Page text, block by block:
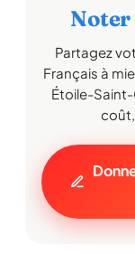
Partagez
Français à
Étoile-Saint-